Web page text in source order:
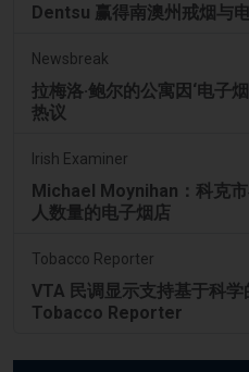
Dentsu 赢得南澳州戒烟与
Newsbreak
拉梅洛·鲍尔的公寓因‘电子
热议
Irish Examiner
Michael Moynihan：科克
人数量的电子烟店
Tobacco Reporter
VTA 民调显示支持基于科
Tobacco Reporter